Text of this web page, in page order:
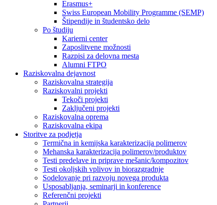
Erasmus+
Swiss European Mobility Programme (SEMP)
Štipendije in študentsko delo
Po študiju
Karierni center
Zaposlitvene možnosti
Razpisi za delovna mesta
Alumni FTPO
Raziskovalna dejavnost
Raziskovalna strategija
Raziskovalni projekti
Tekoči projekti
Zaključeni projekti
Raziskovalna oprema
Raziskovalna ekipa
Storitve za podjetja
Termična in kemijska karakterizacija polimerov
Mehanska karakterizacija polimerov/produktov
Testi predelave in priprave mešanic/kompozitov
Testi okoljskih vplivov in biorazgradnje
Sodelovanje pri razvoju novega produkta
Usposabljanja, seminarji in konference
Referenčni projekti